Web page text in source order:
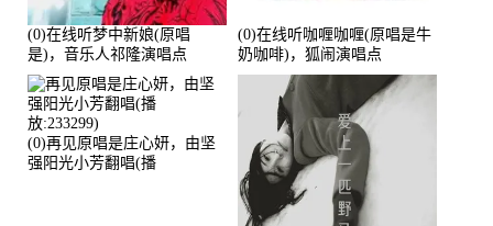
(0)在线听梦中新娘(原唱
是)，音乐人祁隆演唱点
播:2713192次
(0)在线听咖喱咖喱(原唱是牛
奶咖啡)，狐闹演唱点
播:287579次
(0)再见原唱是庄心妍，由坚
强阳光小芳翻唱(播